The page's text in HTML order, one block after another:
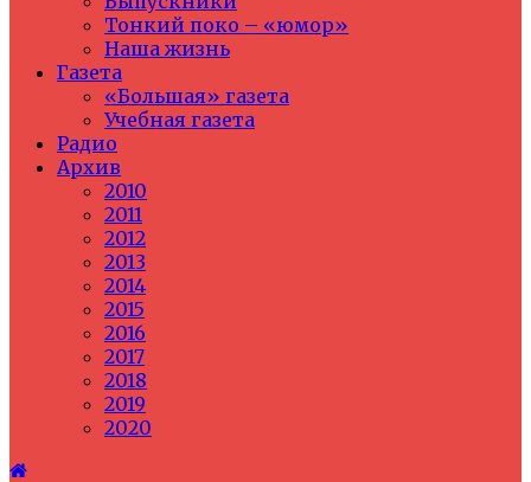
Тонкий поко – «юмор»
Наша жизнь
Газета
«Большая» газета
Учебная газета
Радио
Архив
2010
2011
2012
2013
2014
2015
2016
2017
2018
2019
2020